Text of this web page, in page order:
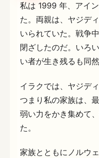
私は 1999 年、アイ
た。両親は、ヤジデ
いられていた。戦争
閉ざしたのだ。いろ
い者が生き残るも同然
イラクでは、ヤジデ
つまり私の家族は、
弱い力をかき集めて
た。
家族とともにノルウ